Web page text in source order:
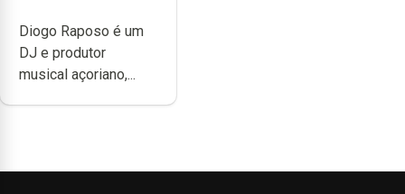
difícil é produzir
uma música”
Diogo Raposo é um
DJ e produtor
musical açoriano,...